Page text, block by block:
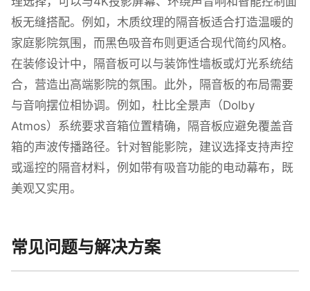
板无缝搭配。例如，木质纹理的隔音板适合打造温暖的
家庭影院氛围，而黑色吸音布则更适合现代简约风格。
在装修设计中，隔音板可以与装饰性墙板或灯光系统结
合，营造出高端影院的氛围。此外，隔音板的布局需要
与音响摆位相协调。例如，杜比全景声（Dolby
Atmos）系统要求音箱位置精确，隔音板应避免覆盖音
箱的声波传播路径。针对智能影院，建议选择支持声控
或遥控的隔音材料，例如带有吸音功能的电动幕布，既
美观又实用。
常见问题与解决方案